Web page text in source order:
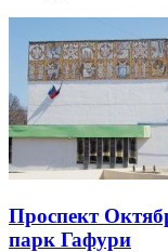
Проспект
парк Гафури